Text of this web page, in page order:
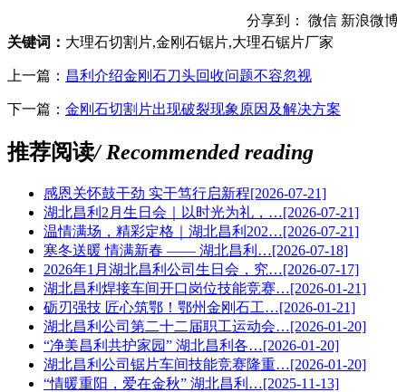
分享到： 微信 新浪微
关键词： 大理石切割片,金刚石锯片,大理石锯片厂家
上一篇： 昌利介绍金刚石刀头回收问题不容忽视
下一篇： 金刚石切割片出现破裂现象原因及解决方案
推荐阅读/ Recommended reading
感恩关怀鼓干劲 实干笃行启新程[2026-07-21]
湖北昌利2月生日会｜以时光为礼，…[2026-07-21]
温情满场，精彩定格｜湖北昌利202…[2026-07-21]
寒冬送暖 情满新春 —— 湖北昌利…[2026-07-18]
2026年1月湖北昌利公司生日会，究…[2026-07-17]
湖北昌利焊接车间开口岗位技能竞赛…[2026-01-21]
砺刃强技 匠心筑鄂！鄂州金刚石工…[2026-01-21]
湖北昌利公司第二十二届职工运动会…[2026-01-20]
“净美昌利共护家园” 湖北昌利各…[2026-01-20]
湖北昌利公司锯片车间技能竞赛隆重…[2026-01-20]
“情暖重阳，爱在金秋” 湖北昌利…[2025-11-13]